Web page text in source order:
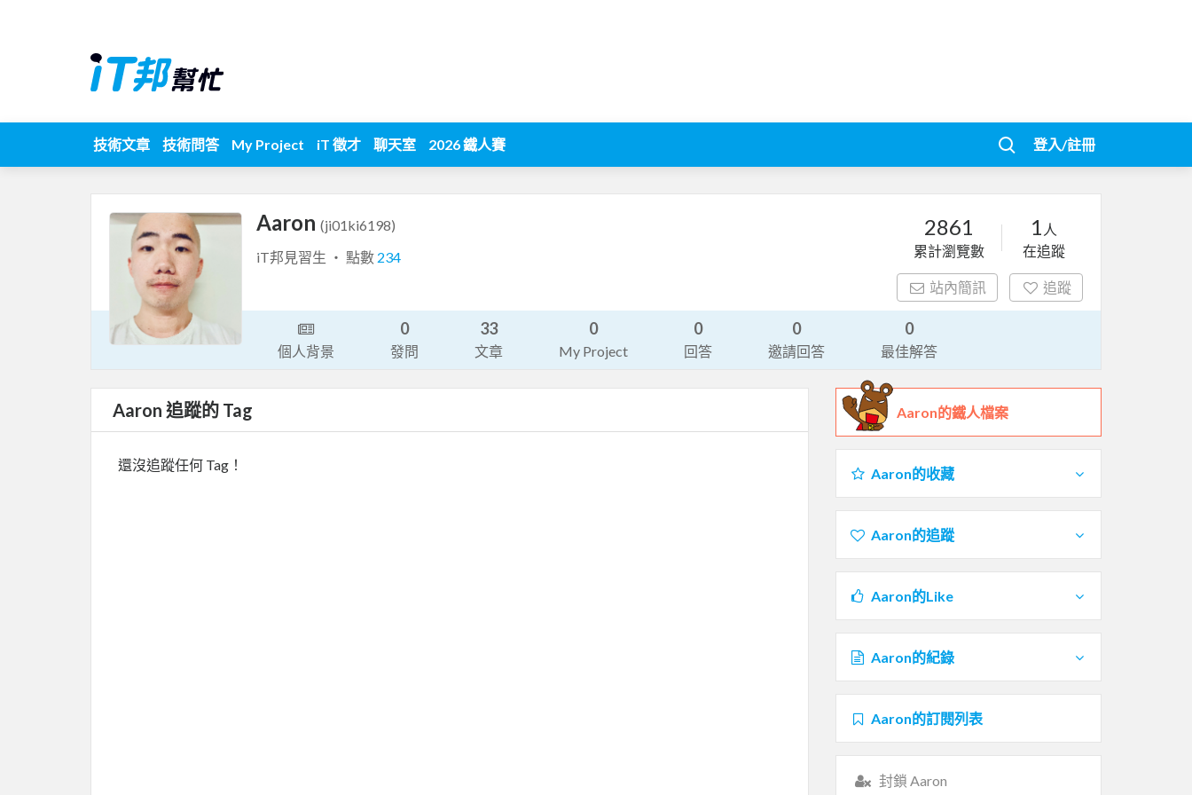
技術文章 技術問答 My Project iT 徵才 聊天室 2026 鐵人賽 登入/註冊
Aaron (ji01ki6198)
iT邦見習生 ‧ 點數 234
2861
累計瀏覽數
1 人
在追蹤
站內簡訊 追蹤
個人背景
0
發問
33
文章
0
My Project
0
回答
0
邀請回答
0
最佳解答
Aaron 追蹤的 Tag
還沒追蹤任何 Tag！
Aaron的鐵人檔案
Aaron的收藏
Aaron的追蹤
Aaron的Like
Aaron的紀錄
Aaron的訂閱列表
封鎖 Aaron